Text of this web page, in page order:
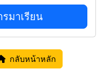
มาเรียน
กลับหน้าหลัก